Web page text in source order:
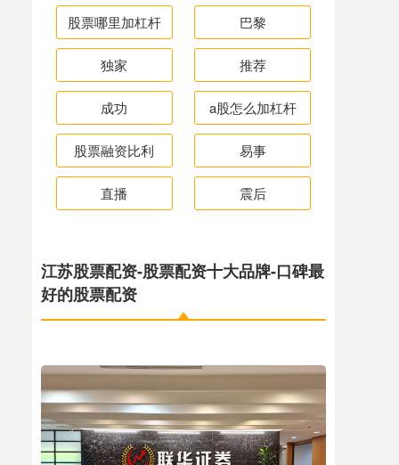
股票哪里加杠杆 巴黎
独家 推荐
成功 a股怎么加杠杆
股票融资比利 易事
直播 震后
江苏股票配资-股票配资十大品牌-口碑最
好的股票配资